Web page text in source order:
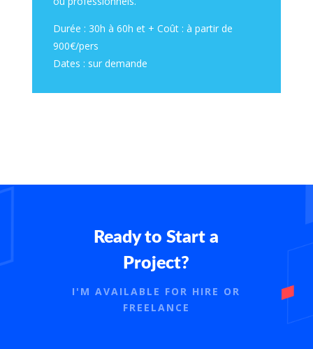
Durée : 30h à 60h et + Coût : à partir de
900€/pers
Dates : sur demande
Ready to Start a
Project?
I'M AVAILABLE FOR HIRE OR
FREELANCE